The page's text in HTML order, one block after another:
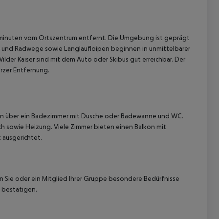
vom Ortszentrum entfernt. Die Umgebung ist geprägt
Radwege sowie Langlaufloipen beginnen in unmittelbarer
Kaiser sind mit dem Auto oder Skibus gut erreichbar. Der
Entfernung.
ein Badezimmer mit Dusche oder Badewanne und WC.
sowie Heizung. Viele Zimmer bieten einen Balkon mit
oder ein Mitglied Ihrer Gruppe besondere Bedürfnisse
bestätigen.